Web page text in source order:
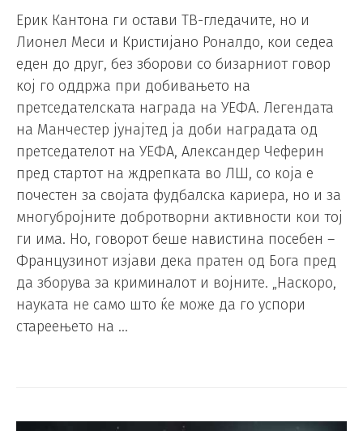
Ерик Кантона ги остави ТВ-гледачите, но и
Лионел Меси и Кристијано Роналдо, кои седеа
еден до друг, без зборови со бизарниот говор
кој го оддржа при добивањето на
претседателската награда на УЕФА. Легендата
на Манчестер јунајтед ја доби наградата од
претседателот на УЕФА, Александер Чеферин
пред стартот на ждрепката во ЛШ, со која е
почестен за својата фудбалска кариера, но и за
многубројните добротворни активности кои тој
ги има. Но, говорот беше навистина посебен –
Французинот изјави дека пратен од Бога пред
да зборува за криминалот и војните. „Наскоро,
науката не само што ќе може да го успори
стареењето на …